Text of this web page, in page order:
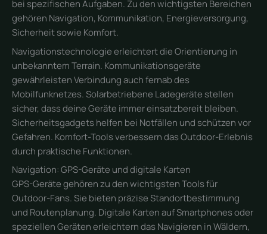
bei spezifischen Aufgaben. Zu den wichtigsten Bereichen
gehören Navigation, Kommunikation, Energieversorgung,
Sicherheit sowie Komfort.
Navigationstechnologie erleichtert die Orientierung in
unbekanntem Terrain. Kommunikationsgeräte
gewährleisten Verbindung auch fernab des
Mobilfunknetzes. Solarbetriebene Ladegeräte stellen
sicher, dass deine Geräte immer einsatzbereit bleiben.
Sicherheitsgadgets helfen bei Notfällen und schützen vor
Gefahren. Komfort-Tools verbessern das Outdoor-Erlebnis
durch praktische Funktionen.
Navigation: GPS-Geräte und digitale Karten
GPS-Geräte gehören zu den wichtigsten Tools für
Outdoor-Fans. Sie bieten präzise Standortbestimmung
und Routenplanung. Digitale Karten auf Smartphones oder
speziellen Geräten erleichtern das Navigieren in Wäldern,